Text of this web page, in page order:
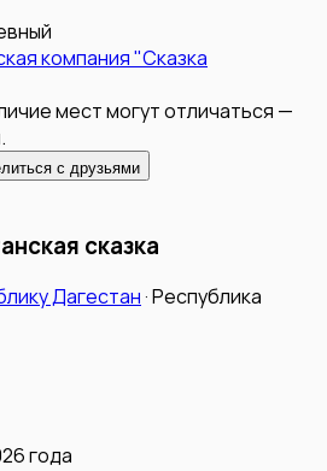
компания "Сказка
мест могут отличаться —
с друзьями
сказка
Дагестан·Республика
года